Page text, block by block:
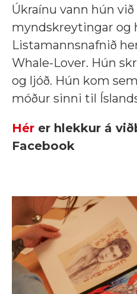
Úkraínu vann hún
myndskreytingar og
Listamannsnafnið
Whale-Lover. Hún
og ljóð. Hún kom
móður sinni til
Hér er hlekkur á
Facebook